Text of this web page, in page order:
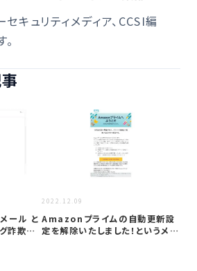
セキュリティメディア、CCSI編
ール と
詐欺か
2022.12.09
Amazonプライムの自動更新設
定を解除いたしました！というメー